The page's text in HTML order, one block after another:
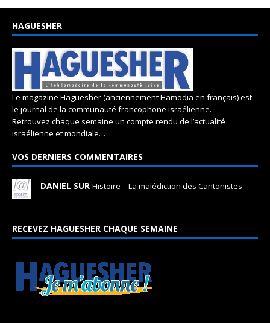
HAGUESHER
Le magazine Haguesher (anciennement Hamodia en français) est
le journal de la communauté francophone israélienne.
Retrouvez chaque semaine un compte rendu de l’actualité
israélienne et mondiale…
VOS DERNIERS COMMENTAIRES
DANIEL SUR Histoire – La malédiction des Cantonistes
RECEVEZ HAGUESHER CHAQUE SEMAINE